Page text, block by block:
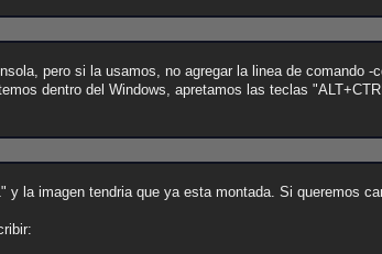
pero si la usamos, no agregar la linea de comando
dentro del Windows, apretamos las teclas
y la imagen tendria que ya esta montada. Si queremos